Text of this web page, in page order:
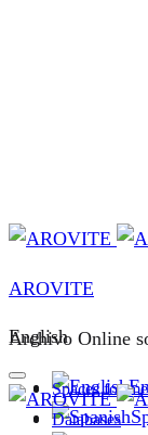
English
AROVITE
Archivo Online
Spaces for
Databases